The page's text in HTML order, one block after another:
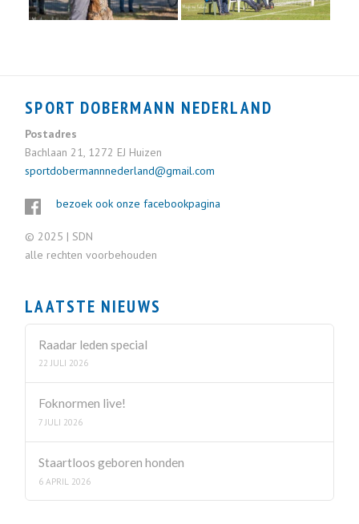
SPORT DOBERMANN NEDERLAND
Postadres
Bachlaan 21, 1272 EJ Huizen
sportdobermannnederland@gmail.com
bezoek ook onze facebookpagina
© 2025 | SDN
alle rechten voorbehouden
LAATSTE NIEUWS
Raadar leden special
22 JULI 2026
Foknormen live!
7 JULI 2026
Staartloos geboren honden
6 APRIL 2026